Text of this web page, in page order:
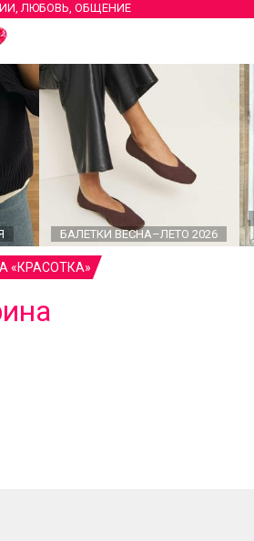
ЛЮБОВЬ, ОБЩЕНИЕ
БАЛЕТКИ ВЕСНА–ЛЕТО 2026
«КРАСОТКА»